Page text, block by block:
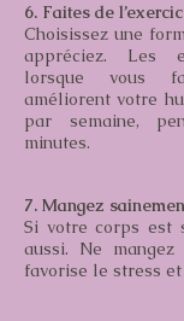
6. Faites de
Choisissez une
appréciez. Les
lorsque vous
améliorent votre
par semaine,
minutes.
7. Mangez
Si votre corps est
aussi. Ne
favorise le stress